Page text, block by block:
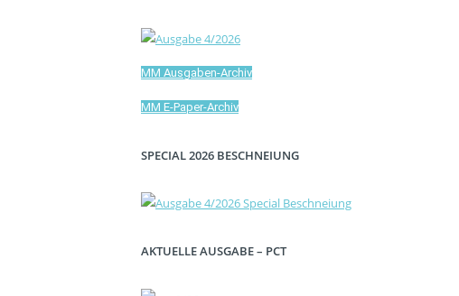
MM Ausgaben-Archiv
MM E-Paper-Archiv
SPECIAL 2026 BESCHNEIUNG
AKTUELLE AUSGABE – PCT